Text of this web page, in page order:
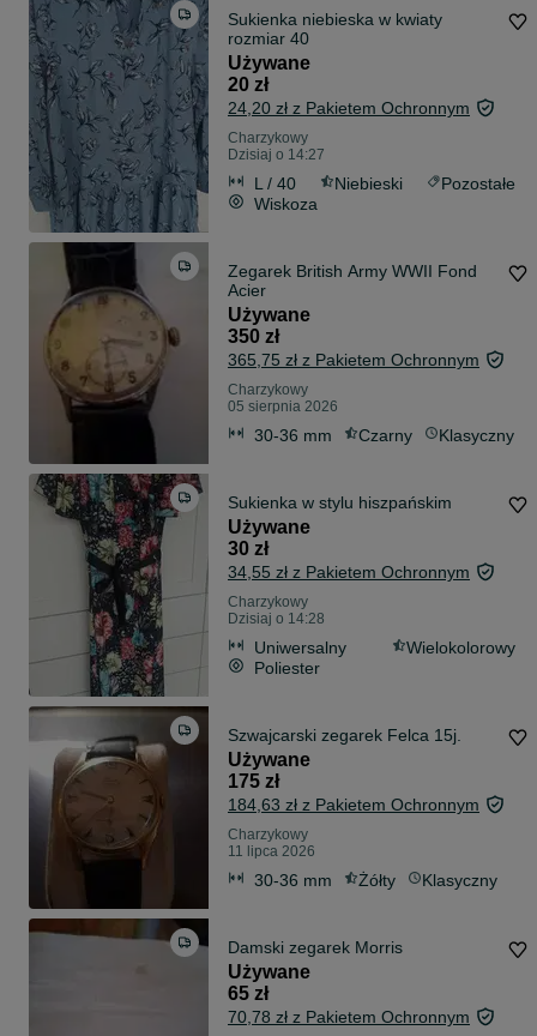
Sukienka niebieska w kwiaty
rozmiar 40
Używane
20 zł
24,20 zł z Pakietem Ochronnym
Charzykowy
Dzisiaj o 14:27
L / 40 Niebieski
Pozostałe
Wiskoza
Zegarek British Army WWII Fond
Acier
Używane
350 zł
365,75 zł z Pakietem Ochronnym
Charzykowy
05 sierpnia 2026
30-36 mm Czarny Klasyczny
Sukienka w stylu hiszpańskim
Używane
30 zł
34,55 zł z Pakietem Ochronnym
Charzykowy
Dzisiaj o 14:28
Uniwersalny
Wielokolorowy
Poliester
Szwajcarski zegarek Felca 15j.
Używane
175 zł
184,63 zł z Pakietem Ochronnym
Charzykowy
11 lipca 2026
30-36 mm Żółty Klasyczny
Damski zegarek Morris
Używane
65 zł
70,78 zł z Pakietem Ochronnym